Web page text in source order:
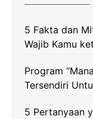
5 Fakta dan
Wajib Kamu
Program
Tersendiri
5 Pertanyaan